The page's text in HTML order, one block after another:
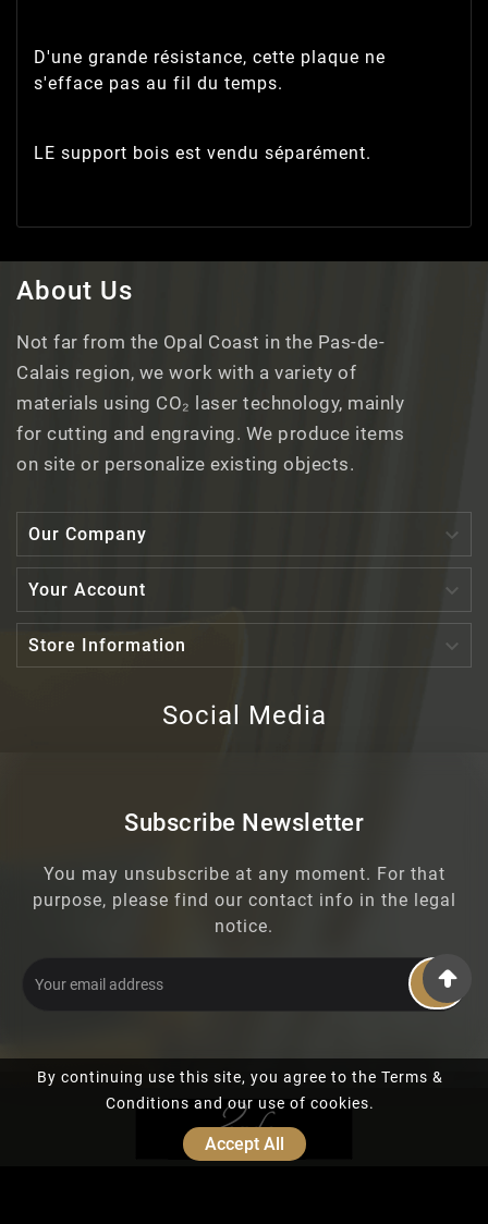
By continuing use this site, you agree to the Terms &
Conditions and our use of cookies.
Accept All
D'une grande résistance, cette plaque ne
s'efface pas au fil du temps.
LE support bois est vendu séparément.
About Us
Not far from the Opal Coast in the Pas-de-
Calais region, we work with a variety of
materials using CO₂ laser technology, mainly
for cutting and engraving. We produce items
on site or personalize existing objects.
Our Company 
Your Account 
Store Information 
Social Media
Subscribe Newsletter
You may unsubscribe at any moment. For that
purpose, please find our contact info in the legal
notice.
OK